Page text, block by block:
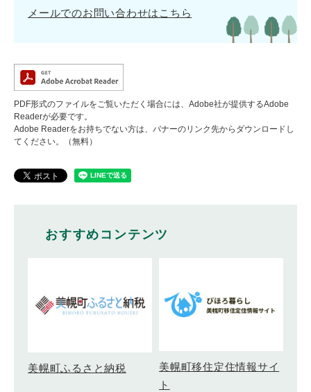
メールでのお問い合わせはこちら
PDF形式のファイルをご覧いただく場合には、Adobe社が提供するAdobe
Readerが必要です。
Adobe Readerをお持ちでない方は、バナーのリンク先からダウンロードし
てください。（無料）
おすすめコンテンツ
美幌町ふるさと納税
美幌町移住定住情報サイ
ト